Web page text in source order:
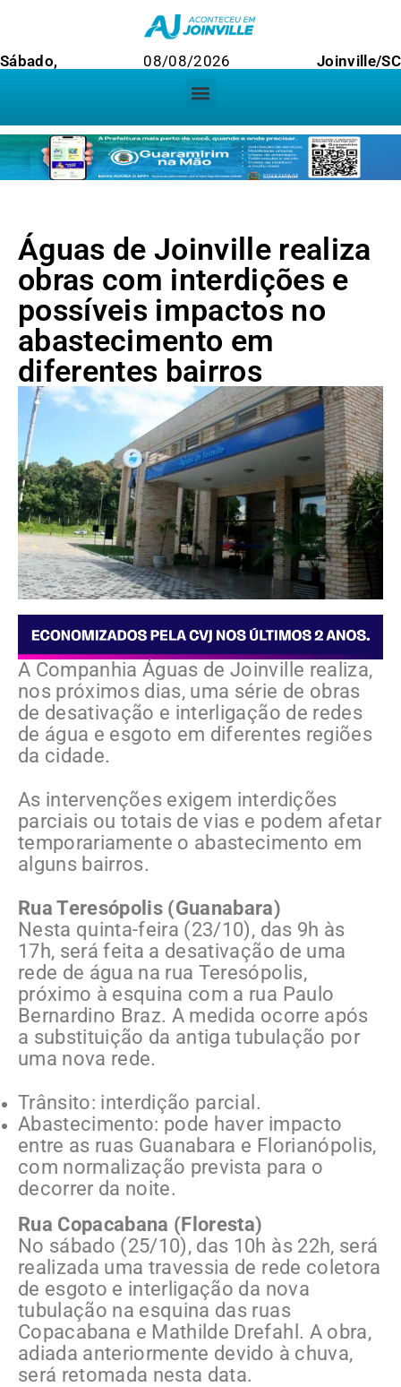
Sábado, 08/08/2026 Joinville/SC
Águas de Joinville realiza
obras com interdições e
possíveis impactos no
abastecimento em
diferentes bairros
A Companhia Águas de Joinville realiza,
nos próximos dias, uma série de obras
de desativação e interligação de redes
de água e esgoto em diferentes regiões
da cidade.
As intervenções exigem interdições
parciais ou totais de vias e podem afetar
temporariamente o abastecimento em
alguns bairros.
Rua Teresópolis (Guanabara)
Nesta quinta-feira (23/10), das 9h às
17h, será feita a desativação de uma
rede de água na rua Teresópolis,
próximo à esquina com a rua Paulo
Bernardino Braz. A medida ocorre após
a substituição da antiga tubulação por
uma nova rede.
Trânsito: interdição parcial.
Abastecimento: pode haver impacto
entre as ruas Guanabara e Florianópolis,
com normalização prevista para o
decorrer da noite.
Rua Copacabana (Floresta)
No sábado (25/10), das 10h às 22h, será
realizada uma travessia de rede coletora
de esgoto e interligação da nova
tubulação na esquina das ruas
Copacabana e Mathilde Drefahl. A obra,
adiada anteriormente devido à chuva,
será retomada nesta data.